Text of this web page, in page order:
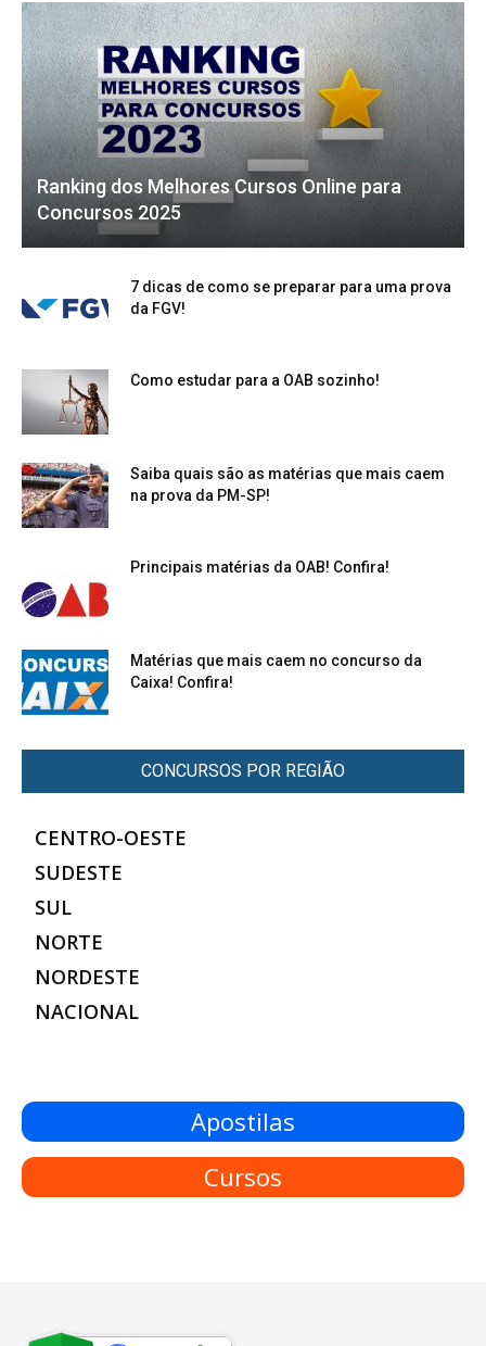
Ranking dos Melhores Cursos Online para
Concursos 2025
7 dicas de como se preparar para uma prova
da FGV!
Como estudar para a OAB sozinho!
Saiba quais são as matérias que mais caem
na prova da PM-SP!
Principais matérias da OAB! Confira!
Matérias que mais caem no concurso da
Caixa! Confira!
CONCURSOS POR REGIÃO
CENTRO-OESTE
SUDESTE
SUL
NORTE
NORDESTE
NACIONAL
Apostilas
Cursos